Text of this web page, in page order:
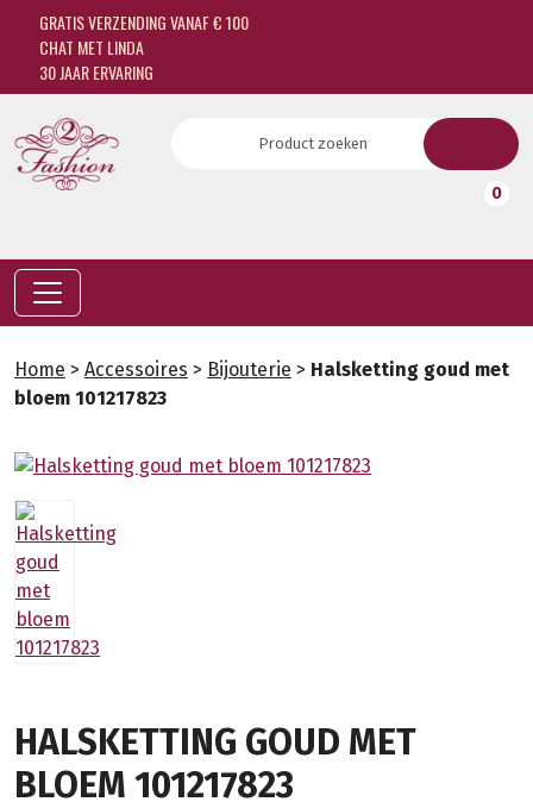
GRATIS VERZENDING VANAF € 100
CHAT MET LINDA
30 JAAR ERVARING
0
Home > Accessoires > Bijouterie > Halsketting goud met
bloem 101217823
HALSKETTING GOUD MET
BLOEM 101217823